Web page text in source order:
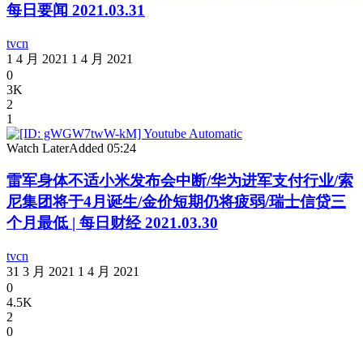
每日要闻 2021.03.31
tvcn
1 4 月 2021 1 4 月 2021
0
3K
2
1
Watch LaterAdded 05:24
雷军身体不适小米发布会中断/华为进军支付行业/索
尼集团将于4月诞生/金价短期仍将疲弱/瑞士信贷三
个月最低 | 每日财经 2021.03.30
tvcn
31 3 月 2021 1 4 月 2021
0
4.5K
2
0